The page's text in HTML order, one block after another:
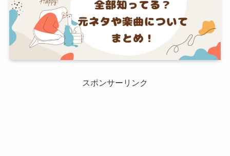
スポンサーリンク